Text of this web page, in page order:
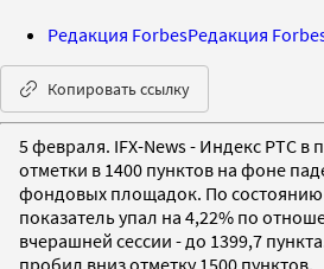
Редакция ForbesРедакция
Копировать ссылку
5 февраля. IFX-News - Индекс РТС в
отметки в 1400 пунктов на фоне
фондовых площадок. По состоянию
показатель упал на 4,22% по
вчерашней сессии - до 1399,7
пробил вниз отметку 1500 пунктов.